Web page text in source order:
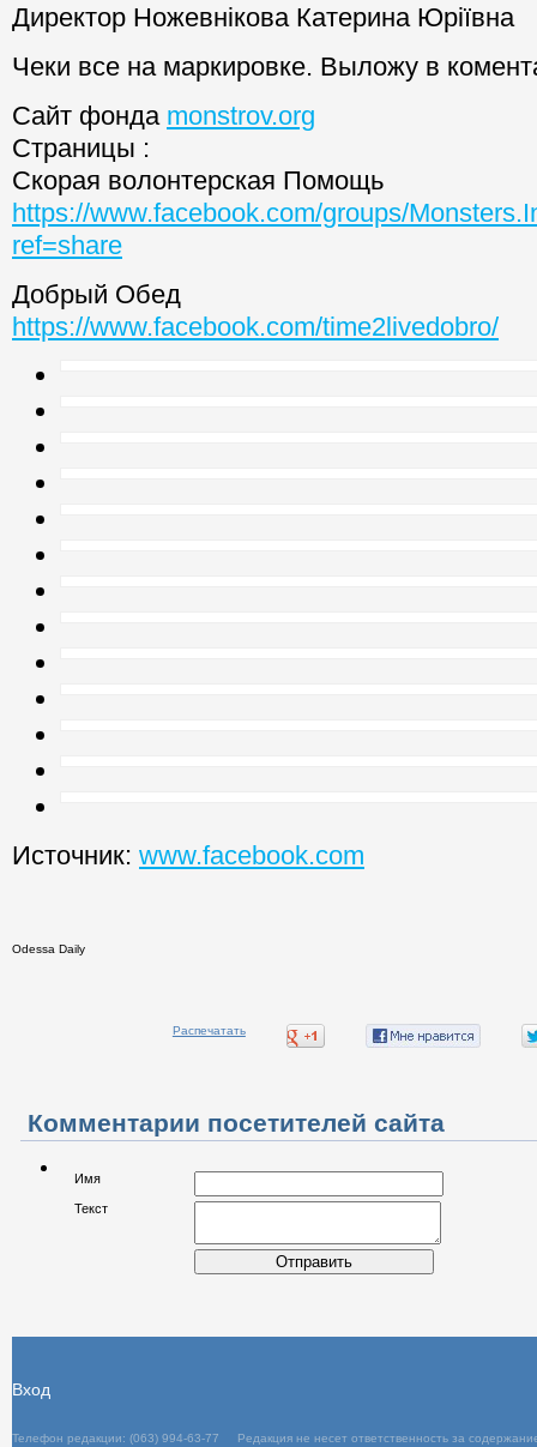
Директор Ножевнікова Катерина Юріївна
Чеки все на маркировке. Выложу в
Сайт фонда monstrov.org
Страницы :
Скорая волонтерская Помощь
https://www.facebook.com/groups/
ref=share
Добрый Обед
https://www.facebook.com/time2livedobro/
Источник: www.facebook.com
Odessa Daily
Распечатать
Комментарии посетителей сайта
Имя
Текст
Отправить
Вход
Телефон редакции: (063) 994-63-77
Редакция не несет ответственность за